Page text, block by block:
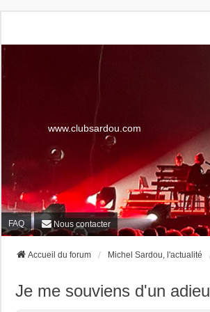
www.clubsardou.com
FAQ Nous contacter
Accueil du forum Michel Sardou, l'actualité
Je me souviens d'un adieu